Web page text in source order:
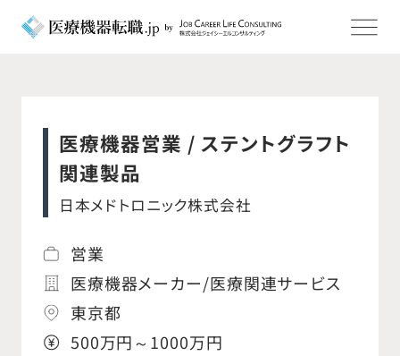
医療機器営業 / ステントグラフト
関連製品
日本メドトロニック株式会社
営業
医療機器メーカー/医療関連サービス
東京都
500万円～1000万円